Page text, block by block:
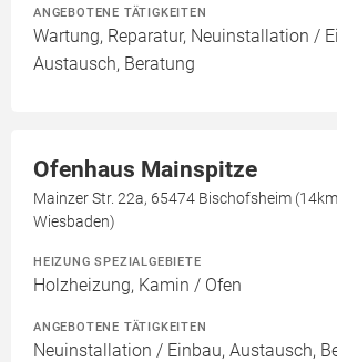
ANGEBOTENE TÄTIGKEITEN
Wartung, Reparatur, Neuinstallation /
Austausch, Beratung
Ofenhaus Mainspitze
Mainzer Str. 22a, 65474 Bischofsheim
Wiesbaden)
HEIZUNG SPEZIALGEBIETE
Holzheizung, Kamin / Ofen
ANGEBOTENE TÄTIGKEITEN
Neuinstallation / Einbau, Austausch,